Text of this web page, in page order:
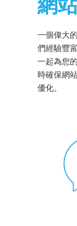
一個偉大
們經驗豐
一起為您
時確保網
優化。